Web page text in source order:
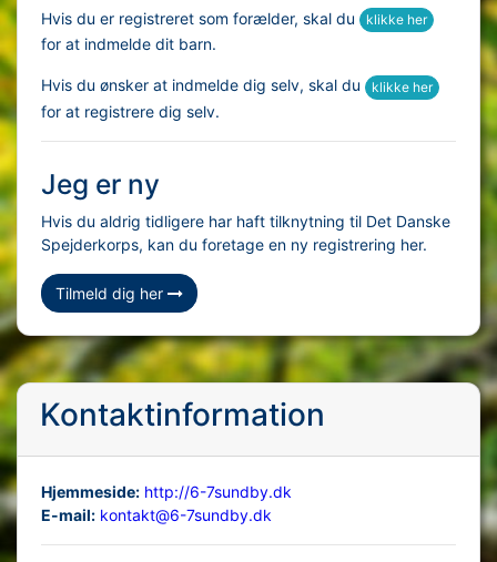
Hvis du er registreret som forælder, skal du klikke her
for at indmelde dit barn.
Hvis du ønsker at indmelde dig selv, skal du klikke her
for at registrere dig selv.
Jeg er ny
Hvis du aldrig tidligere har haft tilknytning til Det Danske
Spejderkorps, kan du foretage en ny registrering her.
Tilmeld dig her
Kontaktinformation
Hjemmeside: http://6-7sundby.dk
E-mail: kontakt@6-7sundby.dk